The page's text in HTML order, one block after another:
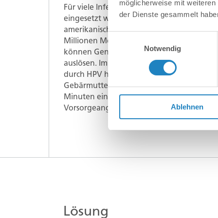
möglicherweise mit
der Dienste gesammelt
Notwendig
Ablehnen
Für viele Infektionserkrankungen gibt es
eingesetzt werden können; nur ein
amerikanischen Centers for Disease
Millionen Menschen neu mit HPV infiziert.
können Genitalwarzen aber auch
auslösen. Im Falle von
durch HPV hervorgerufen. Dabei sind die
Gebärmutterhalskrebsfälle
Minuten eine Frau daran verstirbt. In
Vorsorgeangebote, doch diese werden
Lösung